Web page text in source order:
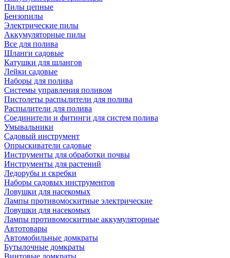
Пилы цепные
Бензопилы
Электрические пилы
Аккумуляторные пилы
Все для полива
Шланги садовые
Катушки для шлангов
Лейки садовые
Наборы для полива
Системы управления поливом
Пистолеты распылители для полива
Распылители для полива
Соединители и фитинги для систем полива
Умывальники
Садовый инструмент
Опрыскиватели садовые
Инструменты для обработки почвы
Инструменты для растений
Ледорубы и скребки
Наборы садовых инструментов
Ловушки для насекомых
Лампы противомоскитные электрические
Ловушки для насекомых
Лампы противомоскитные аккумуляторные
Автотовары
Автомобильные домкраты
Бутылочные домкраты
Винтовые домкраты